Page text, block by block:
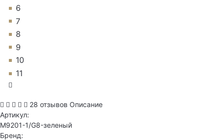
6
7
8
9
10
11
28 отзывов Описание
Артикул:
M9201-1/G8-зеленый
Бренд: